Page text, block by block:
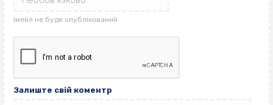
Залиште свій коментр